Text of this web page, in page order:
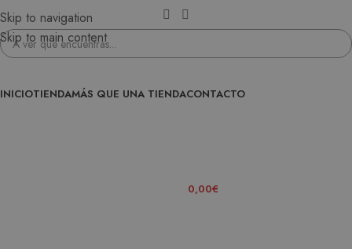
Skip to navigation
Skip to main content
INICIOTIENDAMÁS QUE UNA TIENDACONTACTO
0,00€